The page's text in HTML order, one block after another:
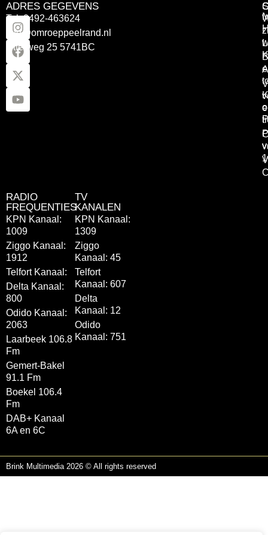
ADRES GEGEVENS
Tel: 0492-463624
info@omroeppeelrand.nl
Otterweg 25 5741BC
RADIO
FREQUENTIES
KPN Kanaal:
1009
Ziggo Kanaal:
1912
Telfort Kanaal:
Delta Kanaal:
800
Odido Kanaal:
2063
Laarbeek 106.8
Fm
Gemert-Bakel
91.1 Fm
Boekel 106.4
Fm
DAB+ Kanaal
6A en 6C
TV
KANALEN
KPN Kanaal:
1309
Ziggo
Kanaal: 45
Telfort
Kanaal: 607
Delta
Kanaal: 12
Odido
Kanaal: 751
Brink Multimedia 2026 © All rights reserved